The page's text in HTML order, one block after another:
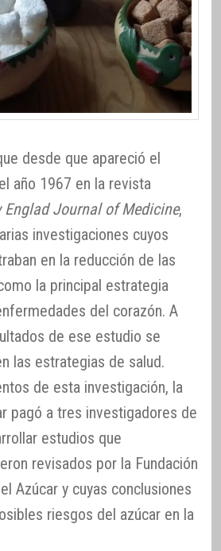
desde que apareció el
año 1967 en la revista
Englad Journal of Medicine,
investigaciones cuyos
en la reducción de las
la principal estrategia
del corazón. A
de ese estudio se
las estrategias de salud.
de esta investigación, la
pagó a tres investigadores de
estudios que
revisados por la Fundación
Azúcar y cuyas conclusiones
riesgos del azúcar en la